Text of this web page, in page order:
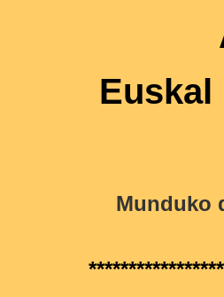
Euskal
Munduko